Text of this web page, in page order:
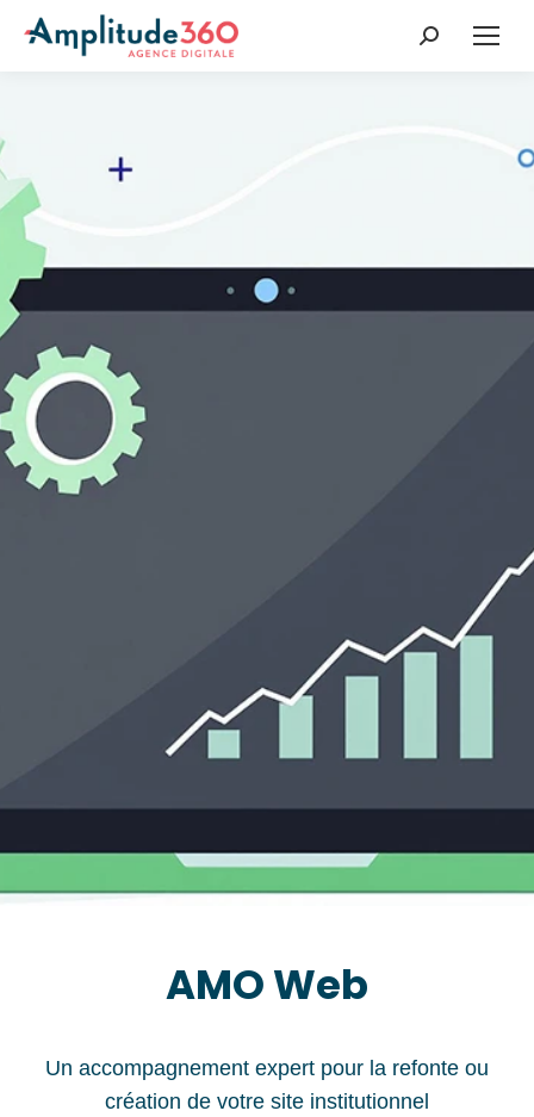
Recherche
AMO Web
Un accompagnement expert pour la refonte ou
création de votre site institutionnel